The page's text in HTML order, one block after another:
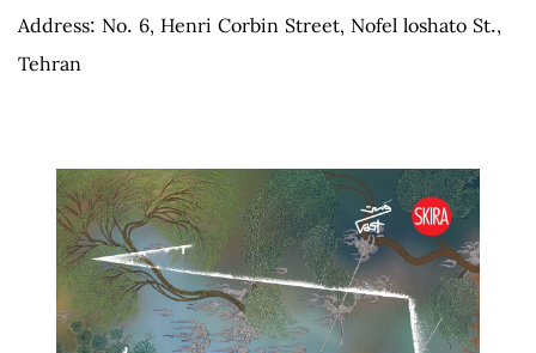
Address: No. 6, Henri Corbin Street, Nofel loshato St.,
Tehran